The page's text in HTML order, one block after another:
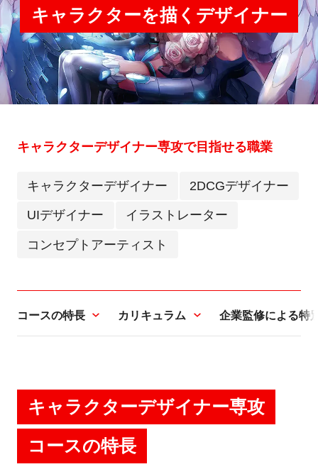
キャラクターを描くデザイナー
キャラクターデザイナー専攻で目指せる職業
キャラクターデザイナー 2DCGデザイナー
UIデザイナー イラストレーター
コンセプトアーティスト
コースの特長 カリキュラム 企業監修による特
キャラクターデザイナー専攻
コースの特長